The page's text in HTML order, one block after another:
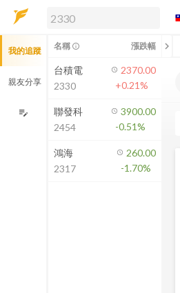
解鎖即時行情及進階功能
方案」，即可解鎖以下功能：
即時行情
即時市況與排行
成交金額熱力圖
前往方案訂閱
如何綁定合作券商
我的追蹤
親友分享
edit_note
名稱 info_outline 漲跌幅 chevron_left
台積電
2330
2370.00
+0.21%
聯發科
2454
3900.00
-0.51%
鴻海
2317
260.00
-1.70%